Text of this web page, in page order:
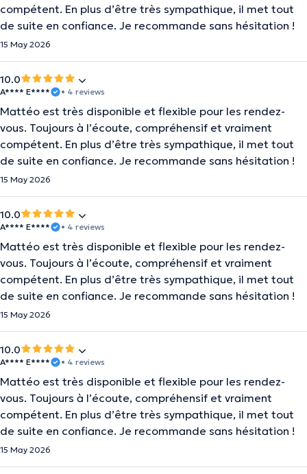
compétent. En plus d’être très sympathique, il met tout
de suite en confiance. Je recommande sans hésitation !
15 May 2026
10.0
A**** E**** • 4 reviews
Mattéo est très disponible et flexible pour les rendez-
vous. Toujours à l’écoute, compréhensif et vraiment
compétent. En plus d’être très sympathique, il met tout
de suite en confiance. Je recommande sans hésitation !
15 May 2026
10.0
A**** E**** • 4 reviews
Mattéo est très disponible et flexible pour les rendez-
vous. Toujours à l’écoute, compréhensif et vraiment
compétent. En plus d’être très sympathique, il met tout
de suite en confiance. Je recommande sans hésitation !
15 May 2026
10.0
A**** E**** • 4 reviews
Mattéo est très disponible et flexible pour les rendez-
vous. Toujours à l’écoute, compréhensif et vraiment
compétent. En plus d’être très sympathique, il met tout
de suite en confiance. Je recommande sans hésitation !
15 May 2026